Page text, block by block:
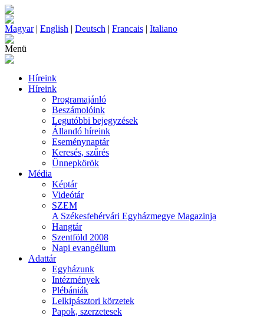
Magyar| English | Deutsch | Francais | Italiano
Menü
Híreink
Híreink
Programajánló
Beszámolóink
Legutóbbi bejegyzések
Állandó híreink
Eseménynaptár
Keresés, szűrés
Ünnepkörök
Média
Képtár
Videótár
SZEM
A Székesfehérvári Egyházmegye Magazinja
Hangtár
Szentföld 2008
Napi evangélium
Adattár
Egyházunk
Intézmények
Plébániák
Lelkipásztori körzetek
Papok, szerzetesek